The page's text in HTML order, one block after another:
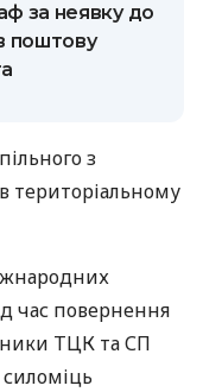
за неявку до
поштову
з
територіальному
час повернення
ТЦК та СП
силоміць